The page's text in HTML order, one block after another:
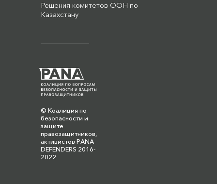
© Коалиция по
безопасности и
защите
правозащитников,
активистов PANA
DEFENDERS 2016-
2022
Решения комитетов ООН по
Казахстану